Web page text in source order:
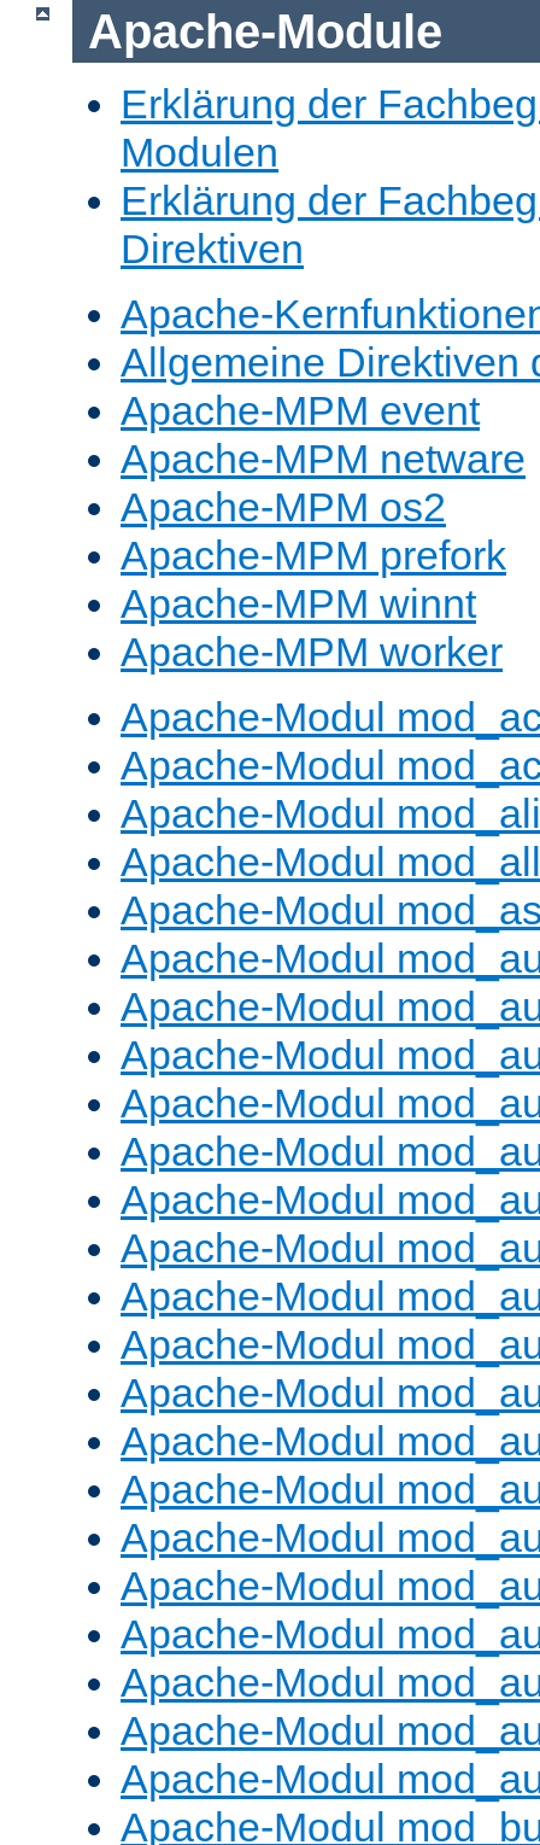
Apache-Module
Erklärung der
Modulen
Erklärung der
Direktiven
Apache-
Allgemeine Direktiven
Apache-MPM event
Apache-MPM netware
Apache-MPM os2
Apache-MPM prefork
Apache-MPM winnt
Apache-MPM worker
Apache-Modul
Apache-Modul
Apache-Modul
Apache-Modul
Apache-Modul
Apache-Modul
Apache-Modul
Apache-Modul
Apache-Modul
Apache-Modul
Apache-Modul
Apache-Modul
Apache-Modul
Apache-Modul
Apache-Modul
Apache-Modul
Apache-Modul
Apache-Modul
Apache-Modul
Apache-Modul
Apache-Modul
Apache-Modul
Apache-Modul
Apache-Modul